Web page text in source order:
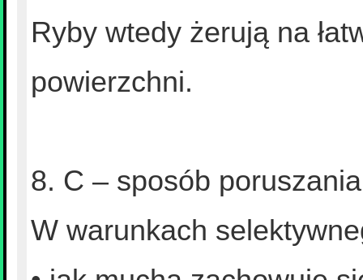
Ryby wtedy żerują na
powierzchni.
8. C – sposób
W warunkach